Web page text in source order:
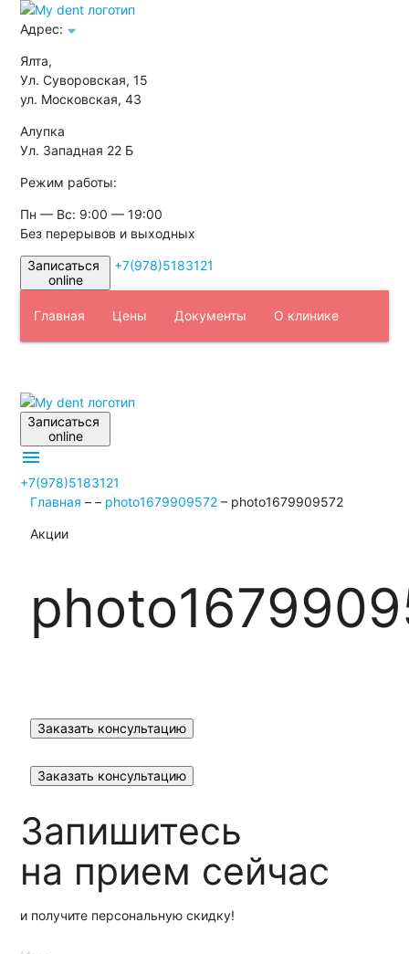
Адрес:
Ялта,
Ул. Суворовская, 15
ул. Московская, 43
Алупка
Ул. Западная 22 Б
Режим работы:
Пн — Вс: 9:00 — 19:00
Без перерывов и выходных
Записаться
online
+7(978)5183121
Главная Цены Документы О клинике
Записаться
online
menu
+7(978)5183121
Главная – – photo1679909572– photo1679909572
Акции
Заказать консультацию
Заказать консультацию
Запишитесь
на прием сейчас
и получите персональную скидку!